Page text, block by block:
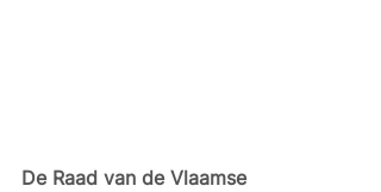
De Raad van de Vlaamse